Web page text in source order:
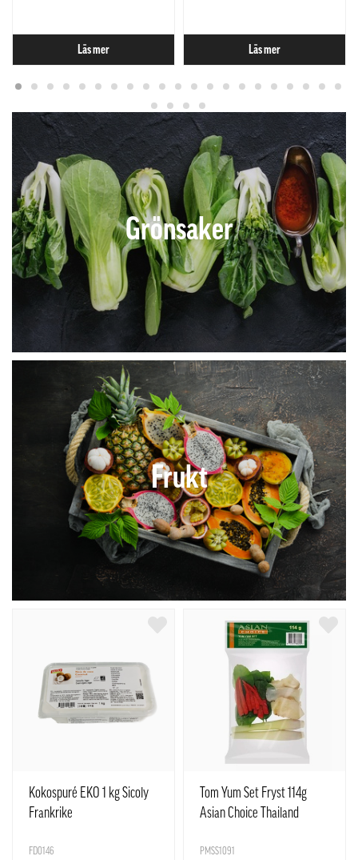
Läs mer Läs mer
Grönsaker
Frukt
Kokospuré EKO 1 kg Sicoly
Frankrike
FD0146
Tom Yum Set Fryst 114g
Asian Choice Thailand
PMSS1091